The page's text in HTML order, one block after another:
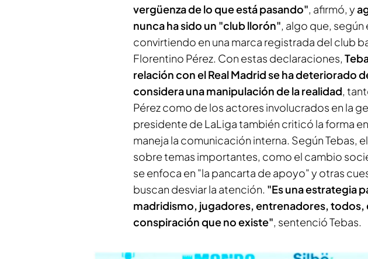
vergüenza de lo que está pasando", afirmó, y
nunca ha sido un "club llorón", algo que, según
convirtiendo en una marca registrada del club
Florentino Pérez. Con estas declaraciones,
relación con el Real Madrid se ha deteriorado
considera una manipulación de la realidad,
Pérez como de los actores involucrados en la
presidente de LaLiga también criticó la forma
maneja la comunicación interna. Según Tebas,
sobre temas importantes, como el cambio
se enfoca en "la pancarta de apoyo" y otras
buscan desviar la atención. "Es una estrategia
madridismo, jugadores, entrenadores, todos,
conspiración que no existe", sentenció Tebas.